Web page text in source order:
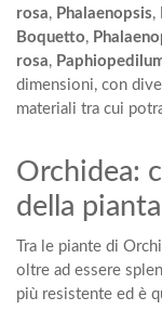
rosa, Phalaenopsis,
Boquetto,
rosa,
dimensioni, con
materiali tra cui
Orchidea:
della pianta
Tra le piante di
oltre ad essere
più resistente ed è